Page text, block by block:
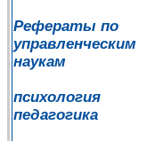
Рефераты по
управленческим
наукам
психология
педагогика